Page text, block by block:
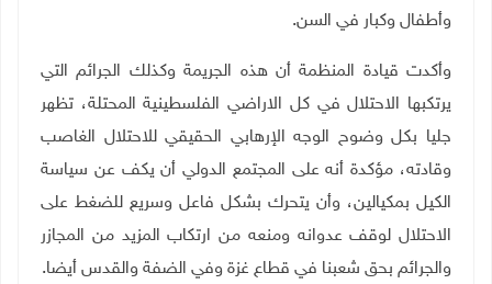
وأطفال وكبار في السن.
وأكدت قيادة المنظمة أن هذه الجريمة وكذلك الجرائم التي
يرتكبها الاحتلال في كل الاراضي الفلسطينية المحتلة، تظهر
جليا بكل وضوح الوجه الإرهابي الحقيقي للاحتلال الغاصب
وقادته، مؤكدة أنه على المجتمع الدولي أن يكف عن سياسة
الكيل بمكيالين، وأن يتحرك بشكل فاعل وسريع للضغط على
الاحتلال لوقف عدوانه ومنعه من ارتكاب المزيد من المجازر
والجرائم بحق شعبنا في قطاع غزة وفي الضفة والقدس أيضا.